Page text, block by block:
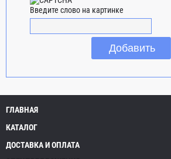
Введите слово на картинке
ГЛАВНАЯ
КАТАЛОГ
ДОСТАВКА И ОПЛАТА